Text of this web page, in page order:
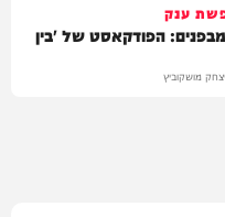
ענק
הצצה לכלא 10 מבפנים: הפודקאסט של 'בין
מושקוביץ